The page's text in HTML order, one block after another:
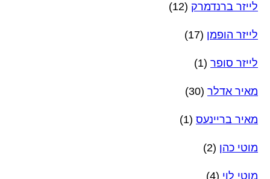
לייזר ברנדמרק (12)
לייזר הופמן (17)
לייזר סופר (1)
מאיר אדלר (30)
מאיר בריינעס (1)
מוטי כהן (2)
מוטי לוי (4)